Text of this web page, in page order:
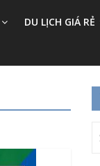
DU LỊCH GIÁ RẺ